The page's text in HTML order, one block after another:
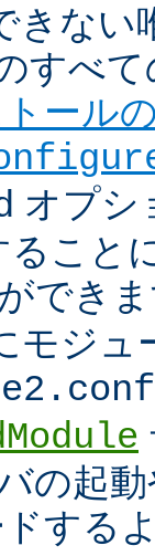
きない
すべ
ール
オプシ
こと
でき
モジュ
の起
する